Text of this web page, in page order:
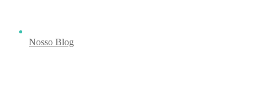
Nosso Blog